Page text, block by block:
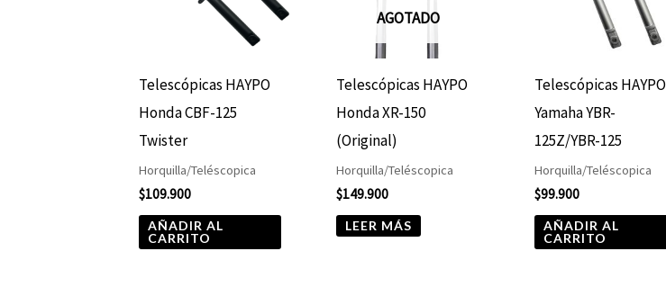
Telescópicas HAYPO
Honda CBF-125
Twister
Horquilla/Teléscopica
$109.900
AÑADIR AL
CARRITO
AGOTADO
Telescópicas HAYPO
Honda XR-150
(Original)
Horquilla/Teléscopica
$149.900
LEER MÁS
Telescópicas HAYPO
Yamaha YBR-
125Z/YBR-125
Horquilla/Teléscopica
$99.900
AÑADIR AL
CARRITO